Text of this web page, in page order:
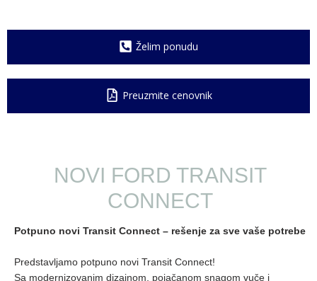
Želim ponudu
Preuzmite cenovnik
NOVI FORD TRANSIT
CONNECT
Potpuno novi Transit Connect – rešenje za sve vaše potrebe
Predstavljamo potpuno novi Transit Connect!
Sa modernizovanim dizajnom, pojačanom snagom vuče i